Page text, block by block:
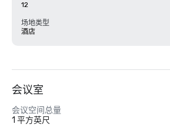
12
场地类型
酒店
会议室
会议空间总量
1 平方英尺